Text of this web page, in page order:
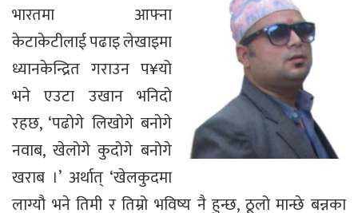
भारतमा आफ्ना
केटाकेटीलाई पढाइ लेखाइमा
ध्यानकेन्द्रित गराउन प¥यो
भने एउटा उखान भनिदो
रहछ, ‘पढोगे लिखोगे बनोगे
नवाब, खेलोगे कुदोगे बनोगे
खराब ।’ अर्थात् ‘खेलकुदमा
लाग्यौ भने तिमी र तिम्रो भविष्य नै हुन्छ, ठूलो मान्छे बन्नका